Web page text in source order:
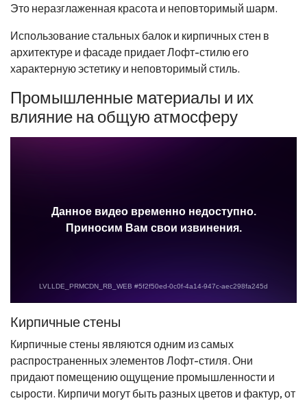
Это неразглаженная красота и неповторимый шарм.
Использование стальных балок и кирпичных стен в
архитектуре и фасаде придает Лофт-стилю его
характерную эстетику и неповторимый стиль.
Промышленные материалы и их
влияние на общую атмосферу
Кирпичные стены
Кирпичные стены являются одним из самых
распространенных элементов Лофт-стиля. Они
придают помещению ощущение промышленности и
сырости. Кирпичи могут быть разных цветов и фактур, от